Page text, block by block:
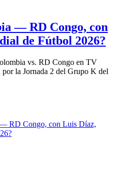
— RD Congo, con
de Fútbol 2026?
vs. RD Congo en TV
la Jornada 2 del Grupo K del